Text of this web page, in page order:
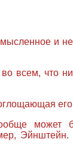
и
всем, что
его
может
Эйнштейн.